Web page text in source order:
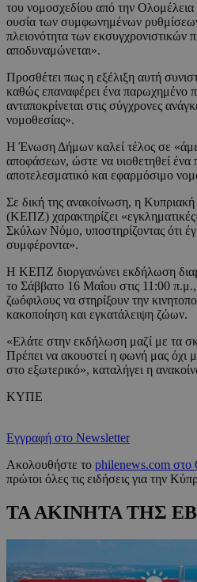
του νομοσχεδίου από την
ουσία των συμφωνημένων
πλειονότητα των εκσυγχρονιστικών
αποδυναμώνεται».
Προσθέτει πως η εξέλιξη αυτή
καθώς επαναφέρει ένα παρωχημένο
ανταποκρίνεται στις σύγχρονες
νομοθεσίας».
Η Ένωση Δήμων καλεί τέλος σε
αποφάσεων, ώστε να υιοθετηθεί ένα
αποτελεσματικό και εφαρμόσιμο
Σε δική της ανακοίνωση, η
(ΚΕΠΖ) χαρακτηρίζει
Σκύλων Νόμο, υποστηρίζοντας ότι
συμφέροντα».
Η ΚΕΠΖ διοργανώνει εκδήλωση
το Σάββατο 16 Μαΐου στις 11:00 π.μ.,
ζωόφιλους να στηρίξουν την
κακοποίηση και εγκατάλειψη ζώων.
«Ελάτε στην εκδήλωση μαζί με τα
Πρέπει να ακουστεί η φωνή μας όχι
στο εξωτερικό», καταλήγει η
ΚΥΠΕ
Εγγραφή στο Newsletter
Ακολουθήστε το philenews.com στο
πρώτοι όλες τις ειδήσεις για την
ΤΑ ΑΚΙΝΗΤΑ ΤΗΣ